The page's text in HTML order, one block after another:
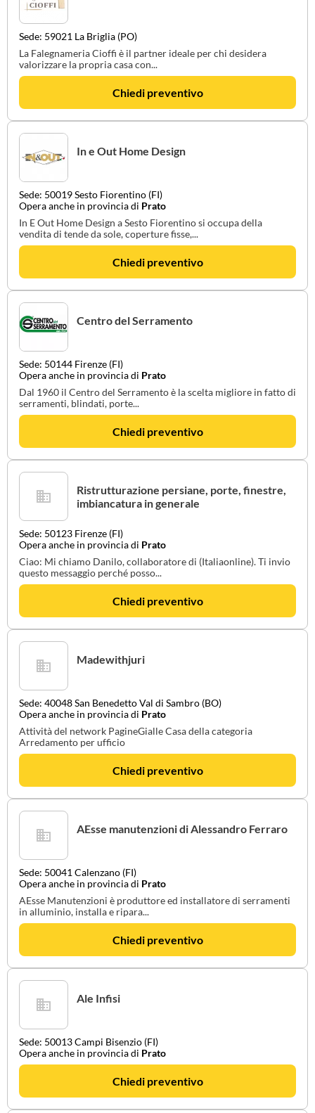
Sede: 59021 La Briglia (PO)
La Falegnameria Cioffi è il partner ideale per chi desidera
valorizzare la propria casa con...
Chiedi preventivo
In e Out Home Design
Sede: 50019 Sesto Fiorentino (FI)
Opera anche in provincia di Prato
In E Out Home Design a Sesto Fiorentino si occupa della
vendita di tende da sole, coperture fisse,...
Chiedi preventivo
Centro del Serramento
Sede: 50144 Firenze (FI)
Opera anche in provincia di Prato
Dal 1960 il Centro del Serramento è la scelta migliore in fatto di
serramenti, blindati, porte...
Chiedi preventivo
Ristrutturazione persiane, porte, finestre,
imbiancatura in generale
Sede: 50123 Firenze (FI)
Opera anche in provincia di Prato
Ciao: Mi chiamo Danilo, collaboratore di (Italiaonline). Ti invio
questo messaggio perché posso...
Chiedi preventivo
Madewithjuri
Sede: 40048 San Benedetto Val di Sambro (BO)
Opera anche in provincia di Prato
Attività del network PagineGialle Casa della categoria
Arredamento per ufficio
Chiedi preventivo
AEsse manutenzioni di Alessandro Ferraro
Sede: 50041 Calenzano (FI)
Opera anche in provincia di Prato
AEsse Manutenzioni è produttore ed installatore di serramenti
in alluminio, installa e ripara...
Chiedi preventivo
Ale Infisi
Sede: 50013 Campi Bisenzio (FI)
Opera anche in provincia di Prato
Chiedi preventivo